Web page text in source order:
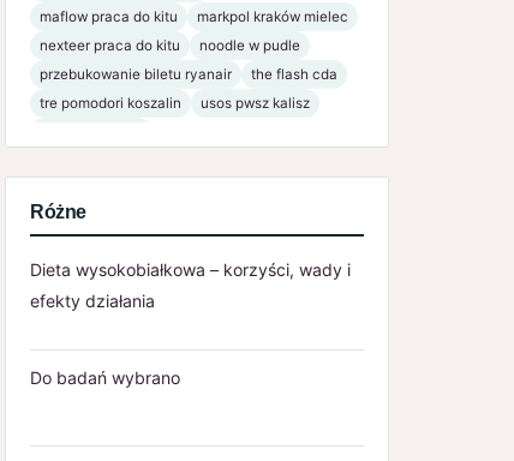
maflow praca do kitu
markpol kraków mielec
nexteer praca do kitu
noodle w pudle
przebukowanie biletu ryanair
the flash cda
tre pomodori koszalin
usos pwsz kalisz
Różne
Dieta wysokobiałkowa – korzyści, wady i
efekty działania
Do badań wybrano